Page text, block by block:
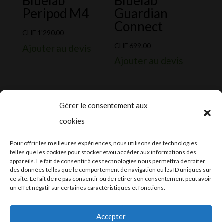
Gérer le consentement aux
cookies
Pour offrir les meilleures expériences, nous utilisons des technologies
telles que les cookies pour stocker et/ou accéder aux informations des
appareils. Le fait de consentir à ces technologies nous permettra de traiter
des données telles que le comportement de navigation ou les ID uniques sur
ce site. Le fait de ne pas consentir ou de retirer son consentement peut avoir
un effet négatif sur certaines caractéristiques et fonctions.
Accepter
Peripod M4
CHF 1'290.00
Guardian
Connect
CHF 699.00
réservés – Conception web byMoovent–
Hébergement et mailInfomaniak